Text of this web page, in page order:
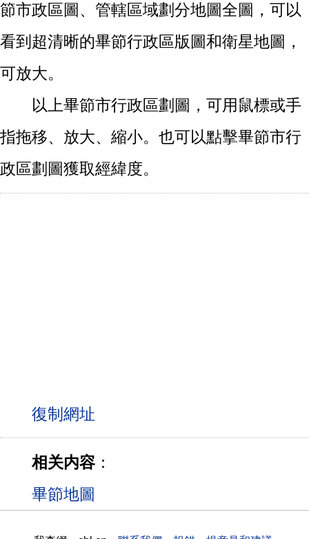
節市政區圖、管轄區域劃分地圖全圖，可以
看到超清晰的畢節行政區版圖和衛星地圖，
可放大。
以上畢節市行政區劃圖，可用鼠標或手
指拖移、放大、縮小。也可以點擊畢節市行
政區劃圖獲取經緯度。
相关内容：
畢節地圖